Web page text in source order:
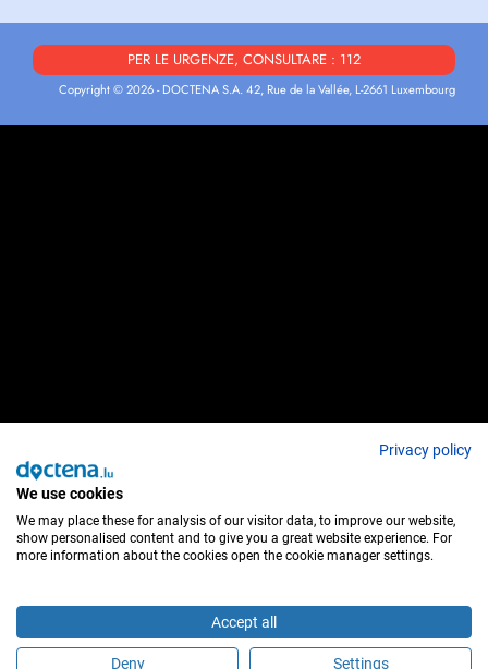
PER LE URGENZE, CONSULTARE : 112
Copyright © 2026 - DOCTENA S.A. 42, Rue de la Vallée, L-2661 Luxembourg
Privacy policy
We use cookies
We may place these for analysis of our visitor data, to improve our website,
show personalised content and to give you a great website experience. For
more information about the cookies open the cookie manager settings.
Accept all
Deny Settings